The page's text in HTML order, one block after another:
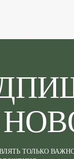
ТОЛЬКО